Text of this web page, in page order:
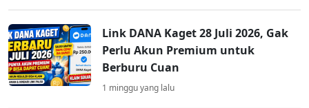
Link DANA Kaget 28 Juli 2026, Gak
Perlu Akun Premium untuk
Berburu Cuan
1 minggu yang lalu